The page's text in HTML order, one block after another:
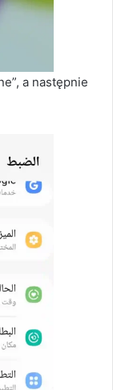
a następnie